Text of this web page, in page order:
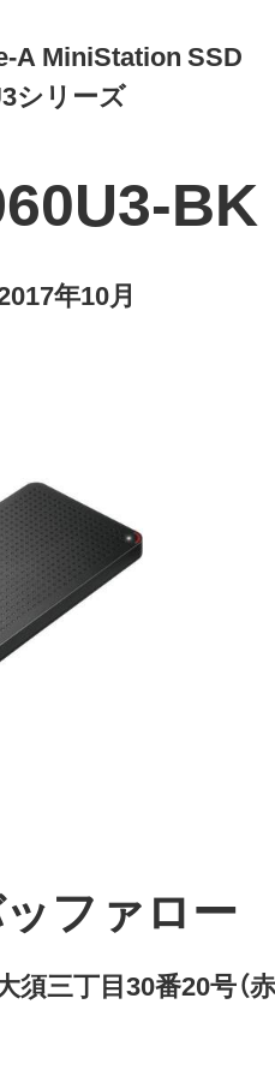
A MiniStation SSD
シリーズ
BK
年10月
ファロー
三丁目30番20号（